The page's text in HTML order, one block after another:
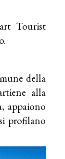
Tourist
della
alla
appaiono
profilano